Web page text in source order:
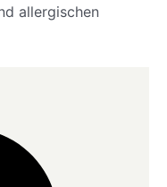
allergischen